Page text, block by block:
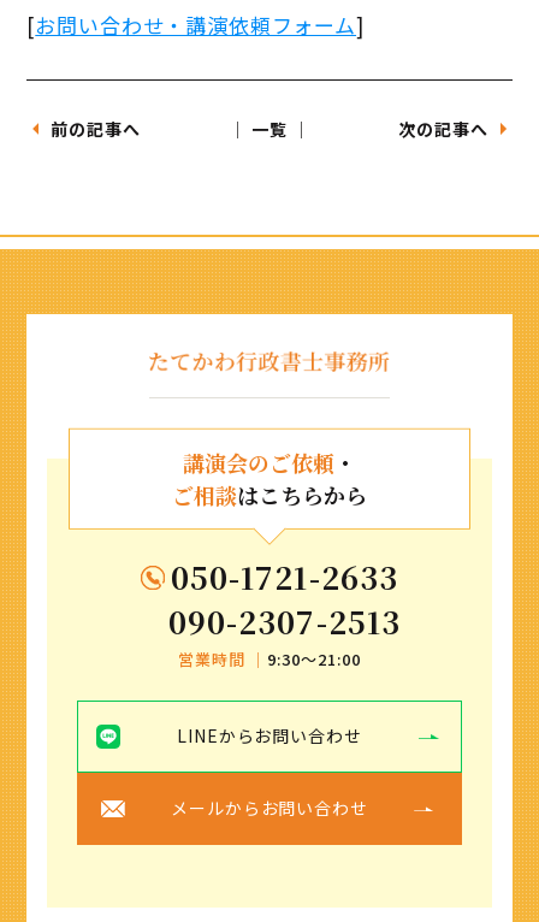
[お問い合わせ・講演依頼フォーム]
前の記事へ 次の記事へ
│ 一覧 │
講演会のご依頼 ・
ご相談はこちらから
050-1721-2633
090-2307-2513
営業時間 ｜ 9:30〜21:00
LINEからお問い合わせ
メールからお問い合わせ